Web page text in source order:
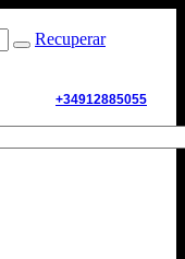
Recuperar
+34912885055